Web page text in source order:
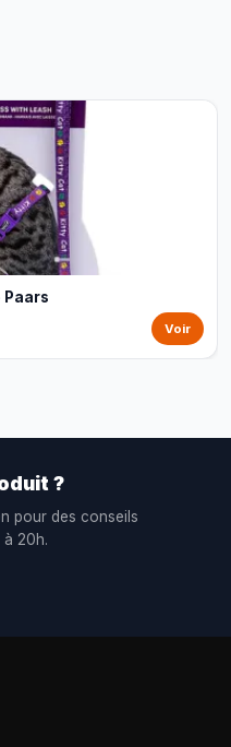
Paars
Voir
?
pour des conseils
20h.